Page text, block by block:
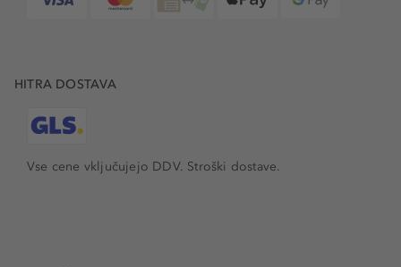
HITRA DOSTAVA
Vse cene vključujejo DDV. Stroški dostave.